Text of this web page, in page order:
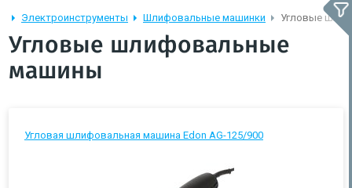
Электроинструменты Шлифовальные машинки Угловые
Угловые шлифовальные
машины
Угловая шлифовальная машина Edon AG-125/900